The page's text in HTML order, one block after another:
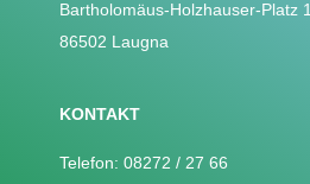
Bartholomäus-Holzhauser-Platz 1
86502 Laugna
KONTAKT
Telefon: 08272 / 27 66